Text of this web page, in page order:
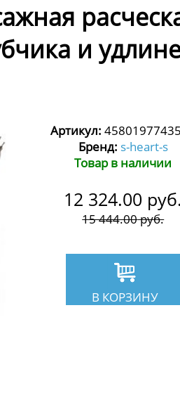
и
Артикул:
Бренд: s-heart-s
Товар в наличии
12 324.00 руб.
15 444.00руб.
В КОРЗИНУ